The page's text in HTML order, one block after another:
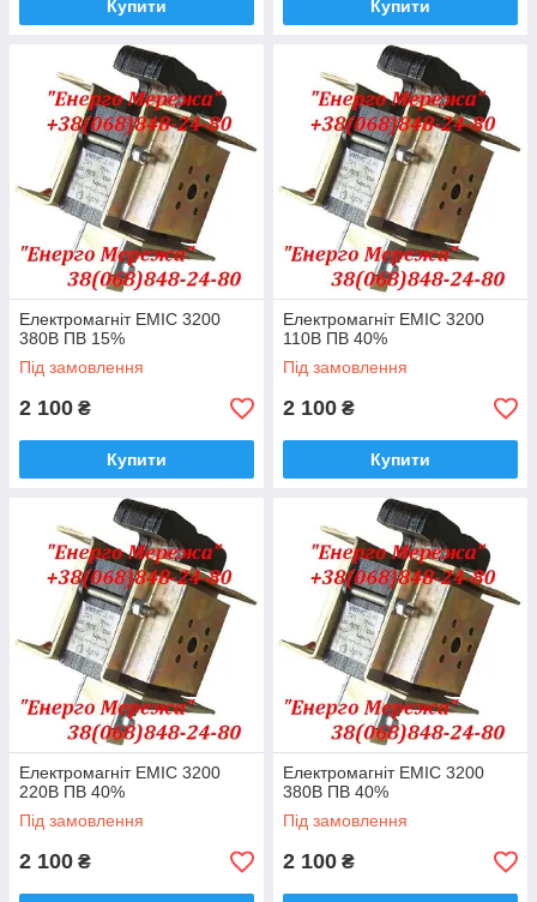
Купити Купити
Електромагніт ЕМІС 3200
380В ПВ 15%
Під замовлення
2 100 ₴
Купити
Електромагніт ЕМІС 3200
110В ПВ 40%
Під замовлення
2 100 ₴
Купити
Електромагніт ЕМІС 3200
220В ПВ 40%
Під замовлення
2 100 ₴
Електромагніт ЕМІС 3200
380В ПВ 40%
Під замовлення
2 100 ₴